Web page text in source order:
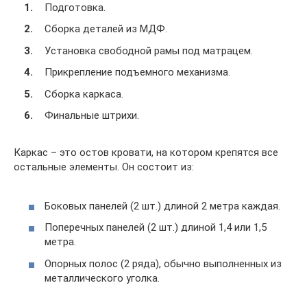
Подготовка.
Сборка деталей из МДФ.
Установка свободной рамы под матрацем.
Прикрепление подъемного механизма.
Сборка каркаса.
Финальные штрихи.
Каркас – это остов кровати, на котором крепятся все
остальные элементы. Он состоит из:
Боковых панелей (2 шт.) длиной 2 метра каждая.
Поперечных панелей (2 шт.) длиной 1,4 или 1,5
метра.
Опорных полос (2 ряда), обычно выполненных из
металлического уголка.